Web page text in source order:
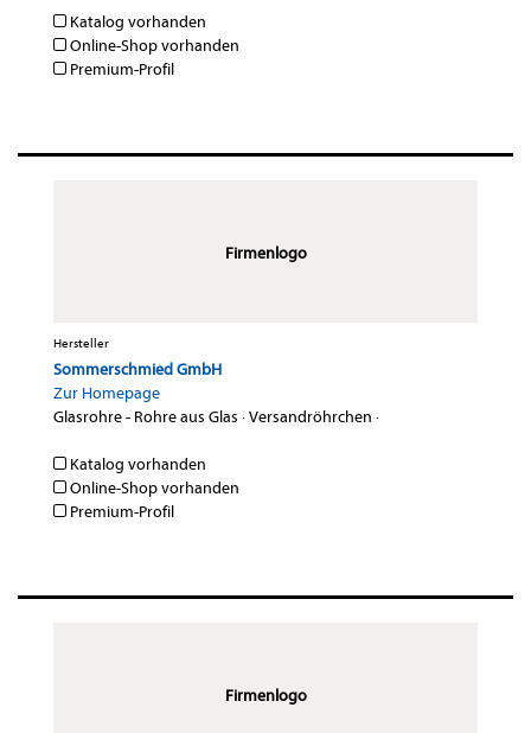
Katalog vorhanden
Online-Shop vorhanden
Premium-Profil
Firmenlogo
Hersteller
Sommerschmied GmbH
Zur Homepage
Glasrohre - Rohre aus Glas ·Versandröhrchen ·
Katalog vorhanden
Online-Shop vorhanden
Premium-Profil
Firmenlogo